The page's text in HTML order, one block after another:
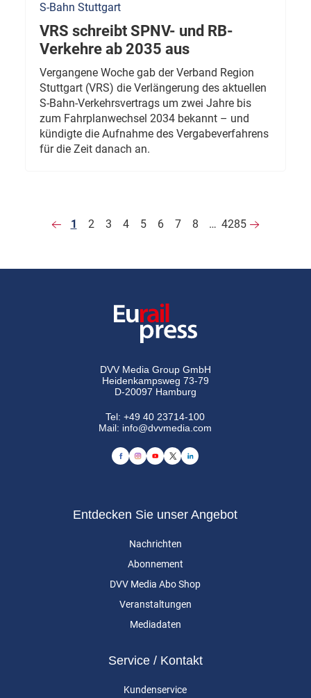
S-Bahn Stuttgart
VRS schreibt SPNV- und RB-
Verkehre ab 2035 aus
Vergangene Woche gab der Verband Region
Stuttgart (VRS) die Verlängerung des aktuellen
S-Bahn-Verkehrsvertrags um zwei Jahre bis
zum Fahrplanwechsel 2034 bekannt – und
kündigte die Aufnahme des Vergabeverfahrens
für die Zeit danach an.
1 2 3 4 5 6 7 8 … 4285
DVV Media Group GmbH
Heidenkampsweg 73-79
D-20097 Hamburg
Tel:+49 40 23714-100
Mail: info@dvvmedia.com
Entdecken Sie unser Angebot
Nachrichten
Abonnement
DVV Media Abo Shop
Veranstaltungen
Mediadaten
Service / Kontakt
Kundenservice